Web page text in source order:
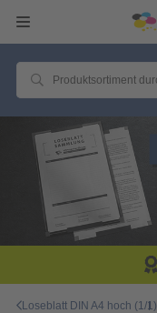
Loseblatt DIN A4 hoch (1/1)